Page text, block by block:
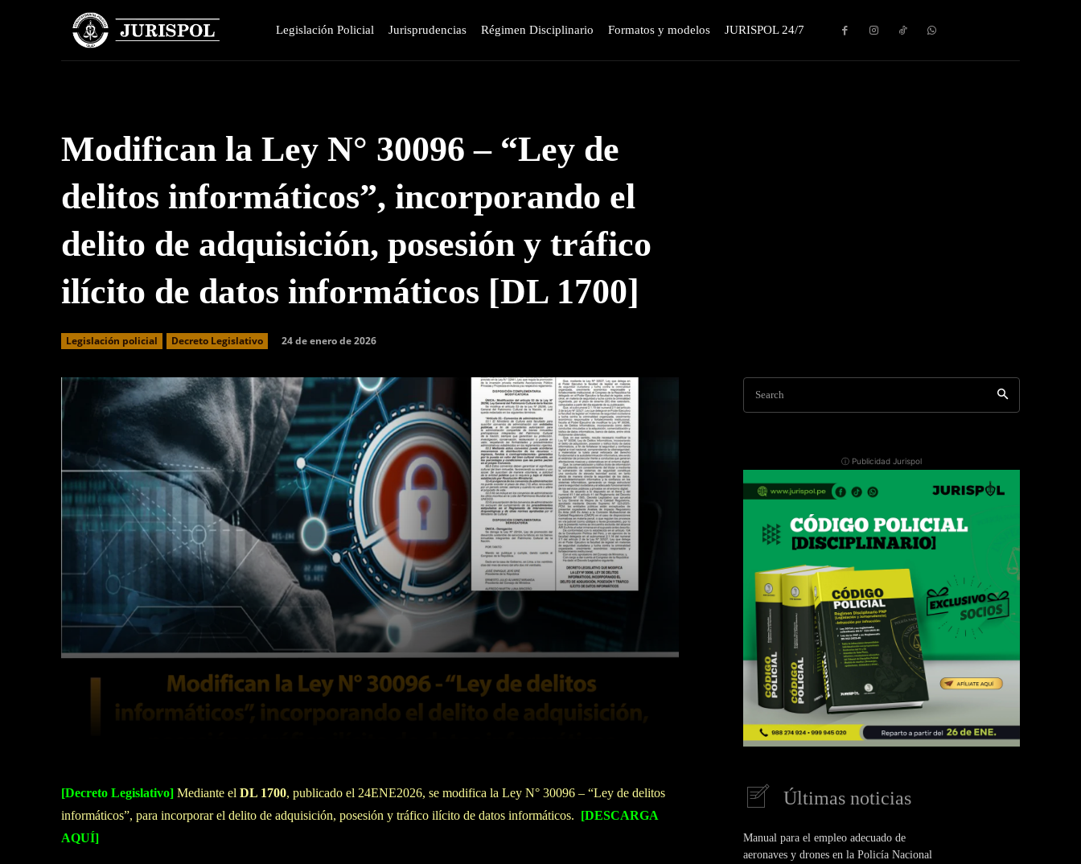
Legislación Policial Jurisprudencias Régimen Disciplinario Formatos y modelos JURISPOL 24/7
Modifican la Ley N° 30096 – “Ley de
delitos informáticos”, incorporando el
delito de adquisición, posesión y tráfico
ilícito de datos informáticos [DL 1700]
Legislación policial Decreto Legislativo 24 de enero de 2026
Cuota Facebook Twitter WhatsApp Linkedin
[Decreto Legislativo] Mediante el DL 1700, publicado el 24ENE2026, se modifica la Ley N° 30096 – “Ley de delitos
informáticos”, para incorporar el delito de adquisición, posesión y tráfico ilícito de datos informáticos. [DESCARGA
AQUÍ]
Search
ⓘ Publicidad Jurispol
Últimas noticias
Manual para el empleo adecuado de
aeronaves y drones en la Policía Nacional